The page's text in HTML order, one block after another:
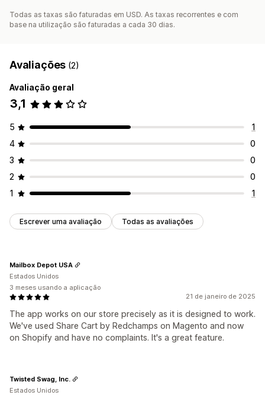
Todas as taxas são faturadas em USD. As taxas recorrentes e com
base na utilização são faturadas a cada 30 dias.
Avaliações (2)
Avaliação geral
3,1
5
1
4
0
3
0
2
0
1
1
Escrever uma avaliação Todas as avaliações
21 de janeiro de 2025
The app works on our store precisely as it is designed to work.
We've used Share Cart by Redchamps on Magento and now
on Shopify and have no complaints. It's a great feature.
Mailbox Depot USA
Estados Unidos
3 meses usando a aplicação
Twisted Swag, Inc.
Estados Unidos